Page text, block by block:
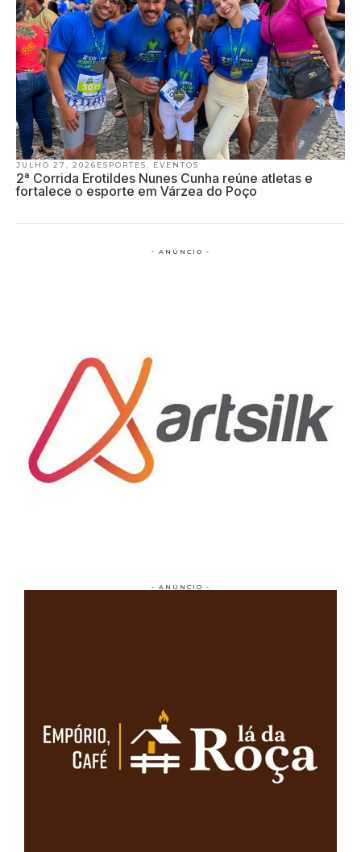
JULHO 27, 2026 ESPORTES, EVENTOS
2ª Corrida Erotildes Nunes Cunha reúne atletas e
fortalece o esporte em Várzea do Poço
- ANÚNCIO -
- ANÚNCIO -